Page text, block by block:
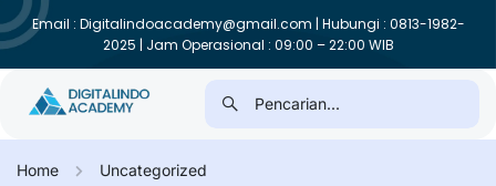
Email : Digitalindoacademy@gmail.com | Hubungi : 0813-1982-
2025 | Jam Operasional : 09:00 – 22:00 WIB
Home Uncategorized